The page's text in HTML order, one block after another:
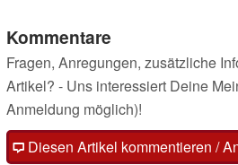
Kommentare
Fragen, Anregungen, zusätzliche
Artikel? - Uns interessiert Deine
Anmeldung möglich)!
Diesen Artikel kommentieren /